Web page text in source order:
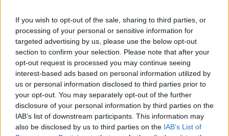
If you wish to opt-out of the sale, sharing to third parties, or
processing of your personal or sensitive information for
targeted advertising by us, please use the below opt-out
section to confirm your selection. Please note that after your
opt-out request is processed you may continue seeing
interest-based ads based on personal information utilized by
us or personal information disclosed to third parties prior to
your opt-out. You may separately opt-out of the further
disclosure of your personal information by third parties on the
IAB’s list of downstream participants. This information may
also be disclosed by us to third parties on the IAB’s List of
Rrustemi kërkon
marrëveshje për
presidentin: Kosovës nuk
i duhet spektakël në
mesnatë
Lushaku-Sadriu i bën
thirrje LVV-së: Ta
konstituojmë sonte
Kuvendin